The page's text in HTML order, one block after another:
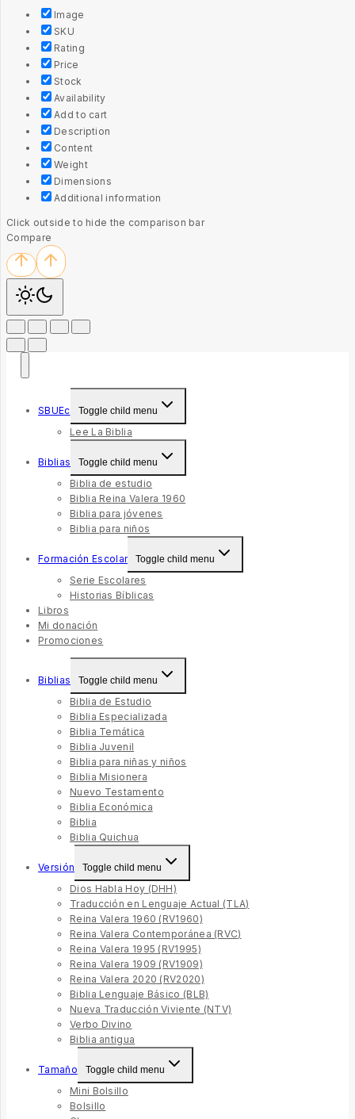
Image
SKU
Rating
Price
Stock
Availability
Add to cart
Description
Content
Weight
Dimensions
Additional information
Click outside to hide the comparison bar
Compare
SBUEc Toggle child menu
Lee La Biblia
Biblias Toggle child menu
Biblia de estudio
Biblia Reina Valera 1960
Biblia para jóvenes
Biblia para niños
Formación Escolar Toggle child menu
Serie Escolares
Historias Bíblicas
Libros
Mi donación
Promociones
Biblias Toggle child menu
Biblia de Estudio
Biblia Especializada
Biblia Temática
Biblia Juvenil
Biblia para niñas y niños
Biblia Misionera
Nuevo Testamento
Biblia Económica
Biblia
Biblia Quichua
Versión Toggle child menu
Dios Habla Hoy (DHH)
Traducción en Lenguaje Actual (TLA)
Reina Valera 1960 (RV1960)
Reina Valera Contemporánea (RVC)
Reina Valera 1995 (RV1995)
Reina Valera 1909 (RV1909)
Reina Valera 2020 (RV2020)
Biblia Lenguaje Básico (BLB)
Nueva Traducción Viviente (NTV)
Verbo Divino
Biblia antigua
Tamaño Toggle child menu
Mini Bolsillo
Bolsillo